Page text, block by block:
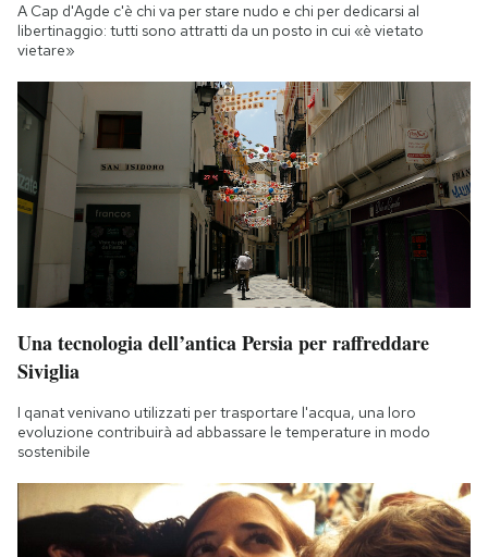
A Cap d'Agde c'è chi va per stare nudo e chi per dedicarsi al
libertinaggio: tutti sono attratti da un posto in cui «è vietato
vietare»
Una tecnologia dell’antica Persia per raffreddare
Siviglia
I qanat venivano utilizzati per trasportare l'acqua, una loro
evoluzione contribuirà ad abbassare le temperature in modo
sostenibile